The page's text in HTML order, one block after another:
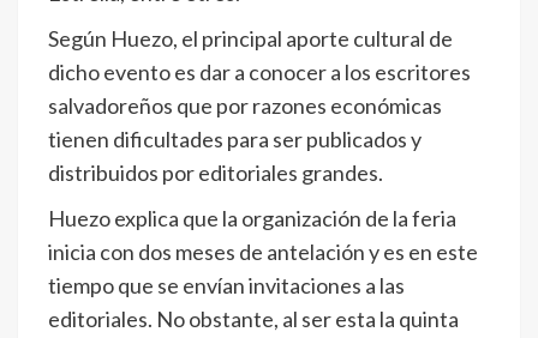
Según Huezo, el principal aporte cultural de
dicho evento es dar a conocer a los escritores
salvadoreños que por razones económicas
tienen dificultades para ser publicados y
distribuidos por editoriales grandes.
Huezo explica que la organización de la feria
inicia con dos meses de antelación y es en este
tiempo que se envían invitaciones a las
editoriales. No obstante, al ser esta la quinta